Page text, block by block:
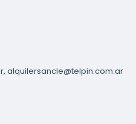
alquilersancle@telpin.com.ar